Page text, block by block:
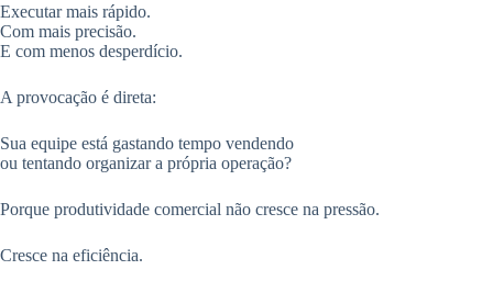
Executar mais rápido.
Com mais precisão.
E com menos desperdício.
A provocação é direta:
Sua equipe está gastando tempo vendendo
ou tentando organizar a própria operação?
Porque produtividade comercial não cresce na pressão.
Cresce na eficiência.